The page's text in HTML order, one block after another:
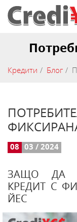
Кредити Блог
08 03 / 2024
ЗАЩО ДА
КРЕДИТ С
ЙЕС